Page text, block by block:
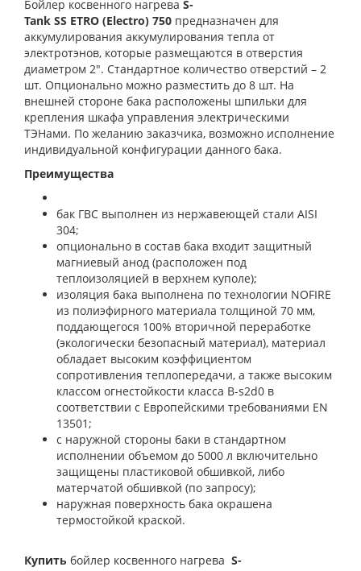
Бойлер косвенного нагрева S-
Tank SS ETRO (Electro) 750 предназначен для
аккумулирования аккумулирования тепла от
электротэнов, которые размещаются в отверстия
диаметром 2". Стандартное количество отверстий – 2
шт. Опционально можно разместить до 8 шт. На
внешней стороне бака расположены шпильки для
крепления шкафа управления электрическими
ТЭНами. По желанию заказчика, возможно исполнение
индивидуальной конфигурации данного бака.
Преимущества
бак ГВС выполнен из нержавеющей стали AISI
304;
опционально в состав бака входит защитный
магниевый анод (расположен под
теплоизоляцией в верхнем куполе);
изоляция бака выполнена по технологии NOFIRE
из полиэфирного материала толщиной 70 мм,
поддающегося 100% вторичной переработке
(экологически безопасный материал), материал
обладает высоким коэффициентом
сопротивления теплопередачи, а также высоким
классом огнестойкости класса B-s2d0 в
соответствии с Европейскими требованиями EN
13501;
с наружной стороны баки в стандартном
исполнении объемом до 5000 л включительно
защищены пластиковой обшивкой, либо
матерчатой обшивкой (по запросу);
наружная поверхность бака окрашена
термостойкой краской.
Купить бойлер косвенного нагрева S-